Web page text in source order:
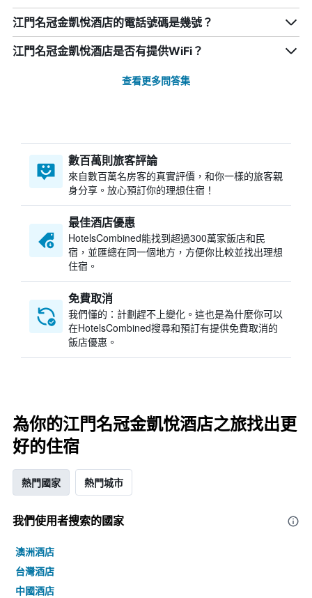
江門名冠金凱悅酒店的電話號碼是幾號？
江門名冠金凱悅酒店是否有提供WiFi？
查看更多問答集
數百萬則旅客評論
來自數百萬名房客的真實評價，和你一樣的旅客親
身分享。放心預訂你的理想住宿！
最佳酒店優惠
HotelsCombined​能找到超過300萬家飯店和民
宿，並匯總在同一個地方，方便你比較並找出理想
住宿。
免費取消
我們懂的：計劃趕不上變化。這也是為什麼你可以
在HotelsCombined搜尋和預訂有提供免費取消的
飯店優惠。
為你的江門名冠金凱悅酒店之旅找出更
好的住宿
熱門國家 熱門城市
我們使用者搜索的國家
澳洲酒店
台灣酒店
中國酒店